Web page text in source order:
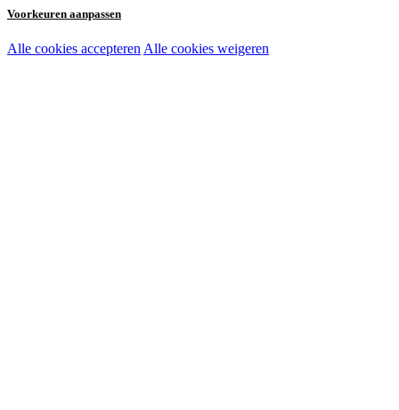
Voorkeuren aanpassen
Noodzakelijke cookies:
Alle cookies accepteren Alle cookies weigeren